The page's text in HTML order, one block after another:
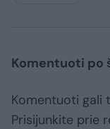
Komentuoti po
Komentuoti gali
Prisijunkite prie